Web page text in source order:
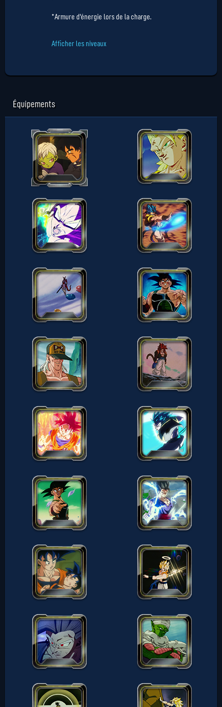
*Armure d'énergie lors de la charge.
Afficher les niveaux
Équipements